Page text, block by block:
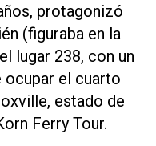
protagonizó
(figuraba en la
lugar 238, con un
ocupar el cuarto
estado de
Ferry Tour.